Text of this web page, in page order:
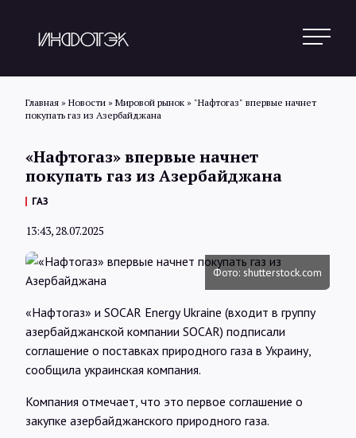
Статьи
Обзоры
Интервью
Карты
Главная » Новости » Мировой рынок » "Нафтогаз" впервые начнет
покупать газ из Азербайджана
«Нафтогаз» впервые начнет
покупать газ из Азербайджана
ГАЗ
13:43, 28.07.2025
Фото: shutterstock.com
«Нафтогаз» и SOCAR Energy Ukraine (входит в группу
азербайджанской компании SOCAR) подписали
соглашение о поставках природного газа в Украину,
сообщила украинская компания.
Компания отмечает, что это первое соглашение о
закупке азербайджанского природного газа.